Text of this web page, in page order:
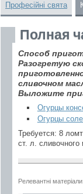
Професійні свята
Полная
Способ
Разогретую
сливочном
Выложите
Огурцы
Огурцы
Требуется: 8
ст. л.
Релевантні матеріали: